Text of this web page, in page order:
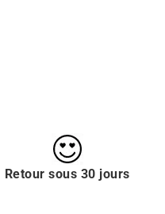
Retour sous 30 jours